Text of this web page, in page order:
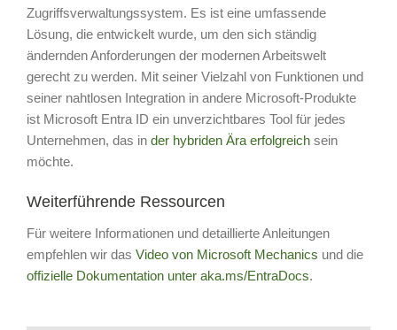
Zugriffsverwaltungssystem. Es ist eine umfassende
Lösung, die entwickelt wurde, um den sich ständig
ändernden Anforderungen der modernen Arbeitswelt
gerecht zu werden. Mit seiner Vielzahl von Funktionen und
seiner nahtlosen Integration in andere Microsoft-Produkte
ist Microsoft Entra ID ein unverzichtbares Tool für jedes
Unternehmen, das in der hybriden Ära erfolgreich sein
möchte.
Weiterführende Ressourcen
Für weitere Informationen und detaillierte Anleitungen
empfehlen wir das Video von Microsoft Mechanics und die
offizielle Dokumentation unter aka.ms/EntraDocs.